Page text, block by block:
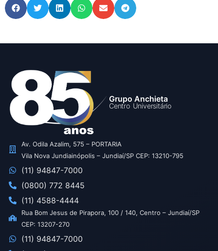
Grupo Anchieta
Centro Universitário
Av. Odila Azalim, 575 – PORTARIA
Vila Nova Jundiainópolis – Jundiaí/SP CEP: 13210-795
(11) 94847-7000
(0800) 772 8445
(11) 4588-4444
Rua Bom Jesus de Pirapora, 100 / 140, Centro – Jundiaí/SP
CEP: 13207-270
(11) 94847-7000